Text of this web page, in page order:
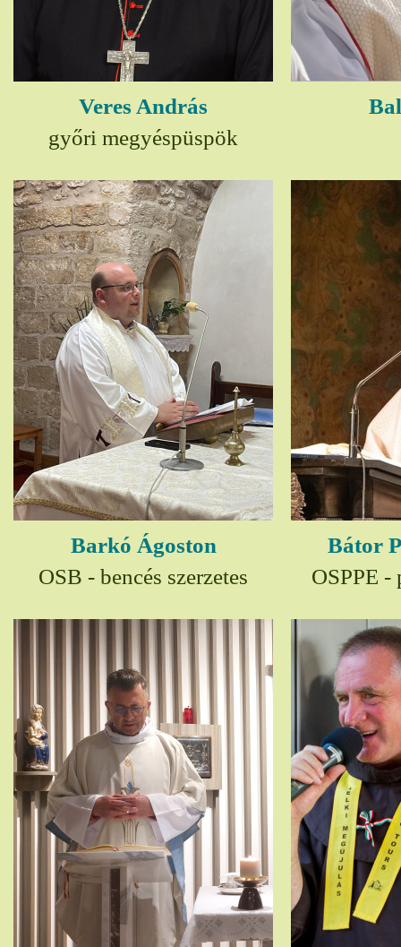
Veres András
győri megyéspüspök
Barkó Ágoston
OSB - bencés szerzetes
Bátor
OSPPE -